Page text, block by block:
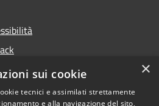
×
sui cookie
tecnici e assimilati strettamente
e alla navigazione del sito,